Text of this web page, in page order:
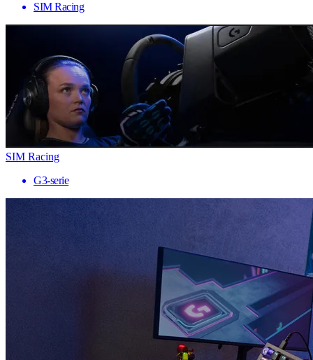
SIM Racing
SIM Racing
G3-serie